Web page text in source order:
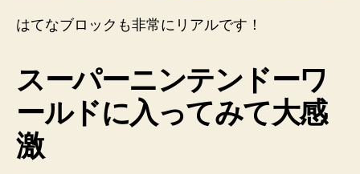
はてなブロックも非常にリアルです！
スーパーニンテンドーワ
ールドに入ってみて大感
激